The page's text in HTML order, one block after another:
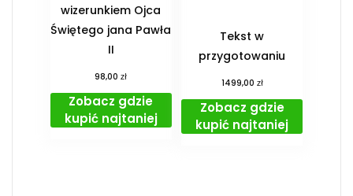
wizerunkiem Ojca
Świętego jana Pawła
II
98,00zł
Zobacz gdzie
kupić najtaniej
Tekst w
przygotowaniu
1499,00 zł
Zobacz gdzie
kupić najtaniej